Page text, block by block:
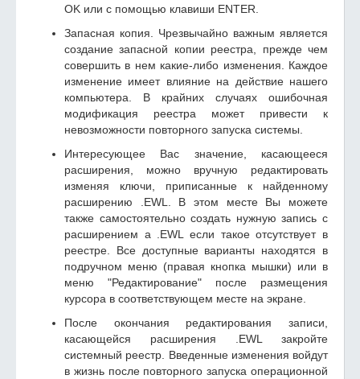
OK или с помощью клавиши ENTER.
Запасная копия. Чрезвычайно важным является
создание запасной копии реестра, прежде чем
совершить в нем какие-либо изменения. Каждое
изменение имеет влияние на действие нашего
компьютера. В крайних случаях ошибочная
модификация реестра может привести к
невозможности повторного запуска системы.
Интересующее Вас значение, касающееся
расширения, можно вручную редактировать
изменяя ключи, приписанные к найденному
расширению .EWL. В этом месте Вы можете
также самостоятельно создать нужную запись с
расширением а .EWL если такое отсутствует в
реестре. Все доступные варианты находятся в
подручном меню (правая кнопка мышки) или в
меню "Редактирование" после размещения
курсора в соответствующем месте на экране.
После окончания редактирования записи,
касающейся расширения .EWL закройте
системный реестр. Введенные изменения войдут
в жизнь после повторного запуска операционной